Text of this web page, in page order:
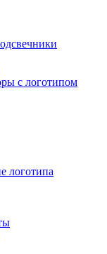
с логотипом
логотипа